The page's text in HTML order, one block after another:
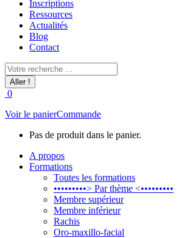
Inscriptions
Ressources
Actualités
Blog
Contact
Recherche
:
0
Voir le panierCommande
Pas de produit dans le panier.
A propos
Formations
Toutes les formations
•••••••••> Par thème <•••••••••
Membre supérieur
Membre inférieur
Rachis
Oro-maxillo-facial